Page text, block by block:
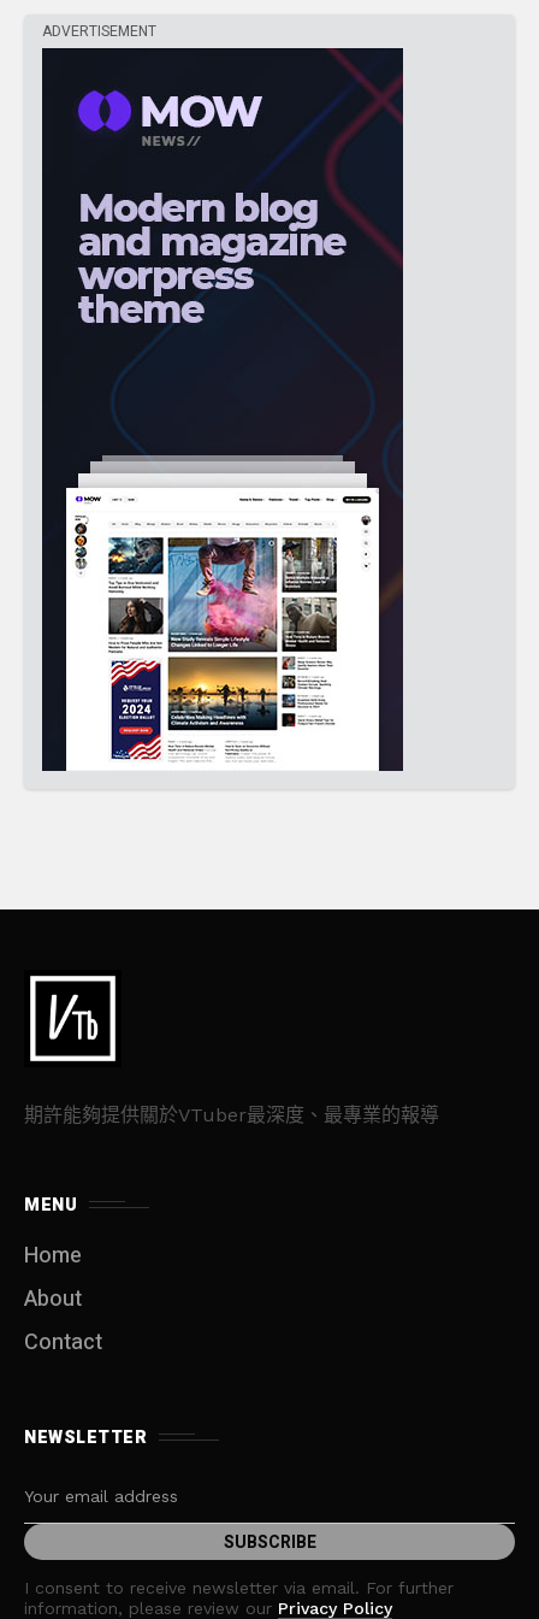
ADVERTISEMENT
期許能夠提供關於VTuber最深度、最專業的報導
MENU
Home
About
Contact
NEWSLETTER
I consent to receive newsletter via email. For further
information, please review our Privacy Policy